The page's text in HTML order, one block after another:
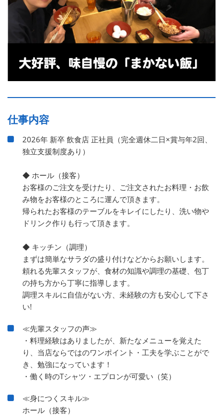
仕事内容
2026年 新卒 飲食店 正社員（完全週休二日×賞与年2回、
独立支援制度あり）
◆ ホール（接客）
お客様のご注文を受けたり、ご注文されたお料理・お飲
み物をお客様のところに運んで頂きます。
帰られたお客様のテーブルをキレイにしたり、洗い物や
ドリンク作りも行って頂きます。
◆ キッチン（調理）
まずは簡単なサラダの盛り付けなどからお願いします。
頼れる先輩スタッフが、食材の知識や調理の基礎、包丁
の持ち方から丁寧に指導します。
調理スキルに自信がない方、未経験の方も安心して下さ
い!
≪先輩スタッフの声≫
・料理経験はありましたが、新たなメニューを覚えた
り、当店ならではのワンポイント・工夫を学ぶことがで
き、勉強になっています！
・働く時のTシャツ・エプロンが可愛い（笑）
≪身につくスキル≫
ホール（接客）